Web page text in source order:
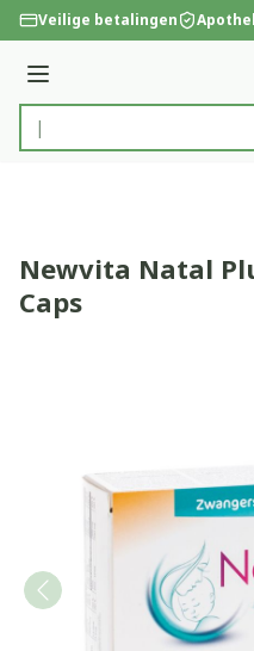
Ga naar de inhoud
Veilige betalingen
Menu
Product, merk,
Newvita Natal
Caps